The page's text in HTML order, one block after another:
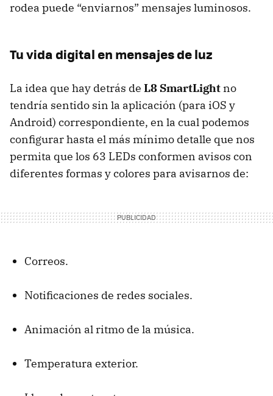
rodea puede “enviarnos” mensajes luminosos.
Tu vida digital en mensajes de luz
La idea que hay detrás de L8 SmartLight no
tendría sentido sin la aplicación (para iOS y
Android) correspondiente, en la cual podemos
configurar hasta el más mínimo detalle que nos
permita que los 63 LEDs conformen avisos con
diferentes formas y colores para avisarnos de:
Correos.
Notificaciones de redes sociales.
Animación al ritmo de la música.
Temperatura exterior.